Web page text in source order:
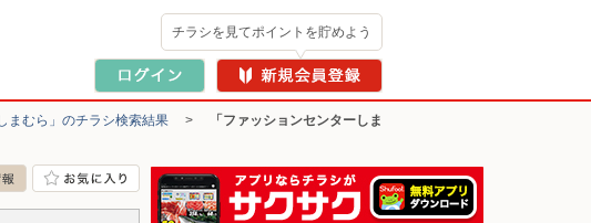
チラシを見てポイントを貯めよう
まむら」のチラシ検索結果 >
「ファッションセンターしま